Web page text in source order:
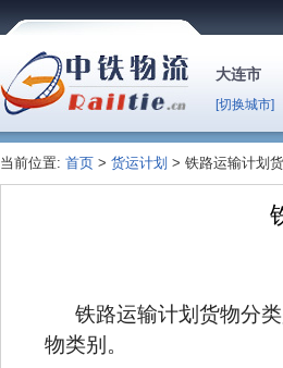
大连市
[切换城市]
当前位置: 首页 > 货运计划 > 铁路运输计划
铁路运输计划货物分
物类别。